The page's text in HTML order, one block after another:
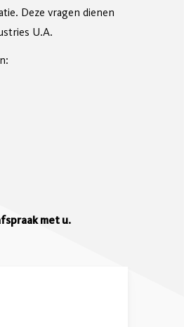
Deze vragen dienen
U.A.
met u.